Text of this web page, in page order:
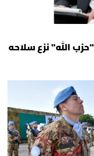
الله" نزع سلاحه